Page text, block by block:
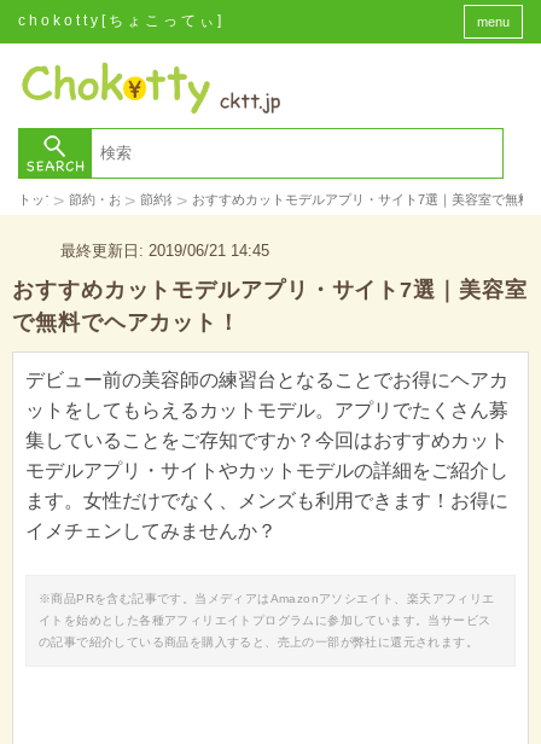
chokotty[ちょこってぃ] menu
トップ> 節約・お金
> 節約術> おすすめカットモデルアプリ・サイト7選｜美容室で無料
最終更新日: 2019/06/21 14:45
おすすめカットモデルアプリ・サイト7選｜美容室
で無料でヘアカット！
デビュー前の美容師の練習台となることでお得にヘアカ
ットをしてもらえるカットモデル。アプリでたくさん募
集していることをご存知ですか？今回はおすすめカット
モデルアプリ・サイトやカットモデルの詳細をご紹介し
ます。女性だけでなく、メンズも利用できます！お得に
イメチェンしてみませんか？
※商品PRを含む記事です。当メディアはAmazonアソシエイト、楽天アフィリエ
イトを始めとした各種アフィリエイトプログラムに参加しています。当サービス
の記事で紹介している商品を購入すると、売上の一部が弊社に還元されます。